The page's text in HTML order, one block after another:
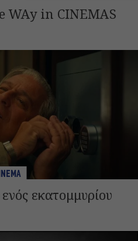
WAy in CINEMAS
εκατομμυρίου